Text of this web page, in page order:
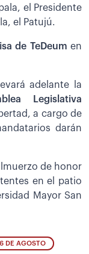
el Presidente
el Patujú.
de TeDeum en
adelante la
Legislativa
a cargo de
darán
de honor
en el patio
Mayor San
6 DE AGOSTO